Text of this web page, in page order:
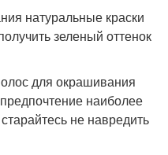
натуральные краски
зеленый оттенок
для окрашивания
наиболее
не навредить